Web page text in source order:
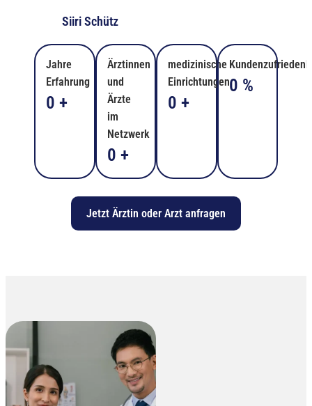
Siiri Schütz
Jahre
Erfahrung
0 +
Ärztinnen
und
Ärzte
im
Netzwerk
0 +
medizinische
Einrichtungen
0 +
0 %
Jetzt Ärztin oder Arzt anfragen